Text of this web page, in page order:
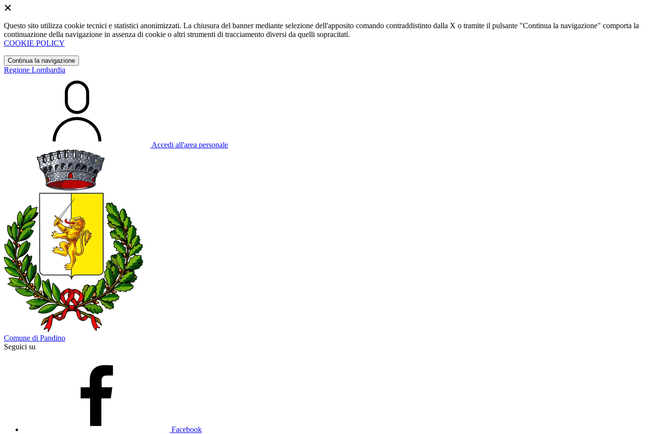
Questo sito utilizza cookie tecnici e statistici anonimizzati. La chiusura del banner mediante selezione dell'apposito comando contraddistinto dalla X o tramite il pulsante "Continua la navigazione" comporta la
continuazione della navigazione in assenza di cookie o altri strumenti di tracciamento diversi da quelli sopracitati.
COOKIE POLICY
Continua la navigazione
Regione Lombardia
Accedi all'area personale
Comune di Pandino
Seguici su
Facebook